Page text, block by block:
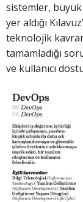
sistemler,
yer aldığı
teknolojik
tamamladığı
ve kullanıcı